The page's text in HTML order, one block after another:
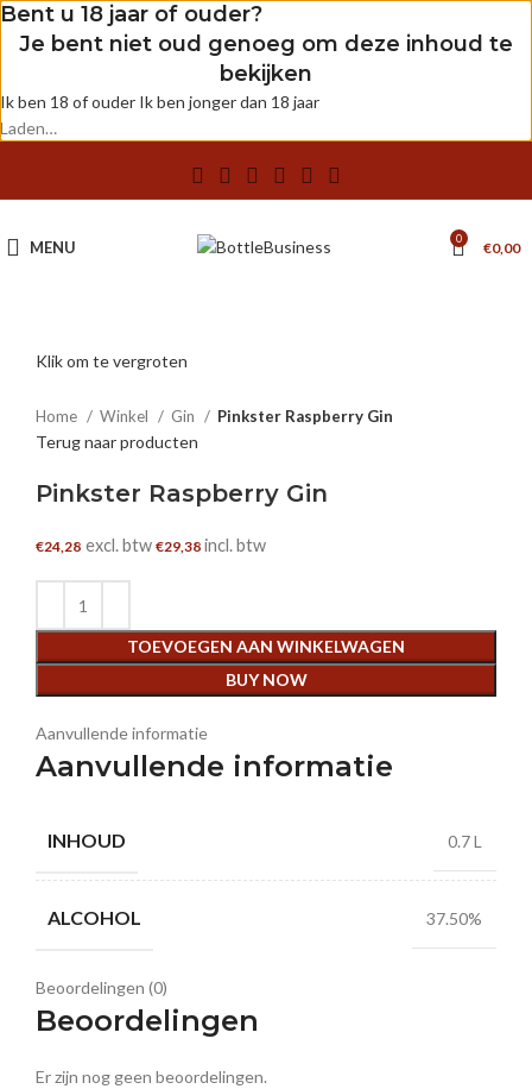
Bent u 18 jaar of ouder?
Je bent niet oud genoeg om deze inhoud te
bekijken
Ik ben 18 of ouder Ik ben jonger dan 18 jaar
Laden…
MENU 0 €0,00
Klik om te vergroten
Home Winkel Gin Pinkster Raspberry Gin
Terug naar producten
Pinkster Raspberry Gin
€24,28 excl. btw €29,38 incl. btw
TOEVOEGEN AAN WINKELWAGEN
BUY NOW
Aanvullende informatie
Aanvullende informatie
INHOUD 0.7 L
ALCOHOL 37.50%
Beoordelingen (0)
Beoordelingen
Er zijn nog geen beoordelingen.